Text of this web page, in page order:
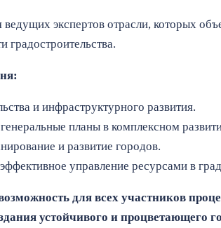
экспертов отрасли, которых
градостроительства.
и инфраструктурного развития.
планы в комплексном
и развитие городов.
управление ресурсами в
для всех участников
устойчивого и процветающего